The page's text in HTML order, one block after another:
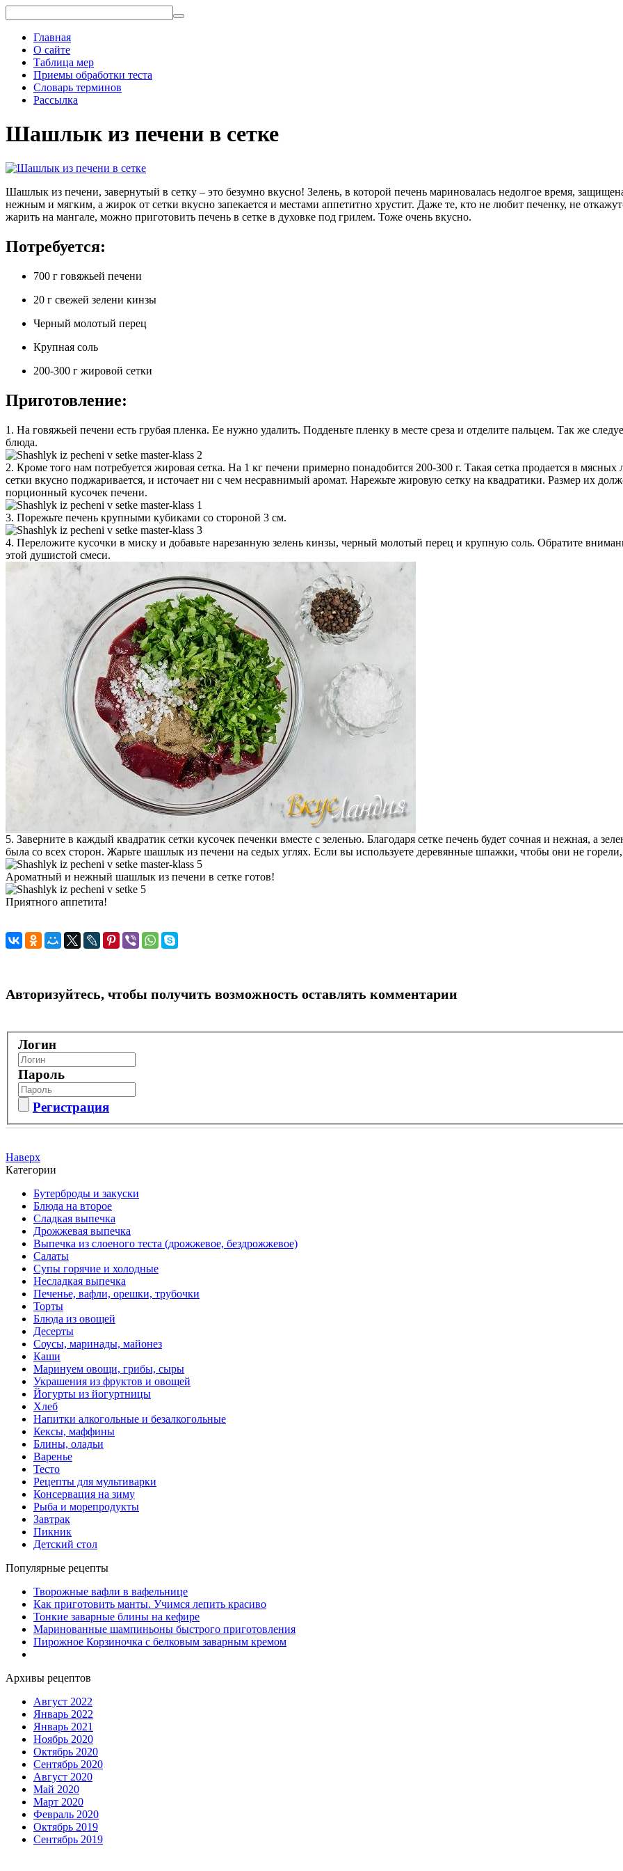
Главная
О сайте
Таблица мер
Приемы обработки теста
Словарь терминов
Рассылка
Шашлык из печени в сетке
Шашлык из печени, завернутый в сетку – это безумно вкусно! Зелень, в которой печень мариновалась недолгое время,
нежным и мягким, а жирок от сетки вкусно запекается и местами аппетитно хрустит. Даже те, кто не любит печенку, не
жарить на мангале, можно приготовить печень в сетке в духовке под грилем. Тоже очень вкусно.
Потребуется:
700 г говяжьей печени
20 г свежей зелени кинзы
Черный молотый перец
Крупная соль
200-300 г жировой сетки
Приготовление:
1. На говяжьей печени есть грубая пленка. Ее нужно удалить. Подденьте пленку в месте среза и отделите пальцем. Так же
блюда.
2. Кроме того нам потребуется жировая сетка. На 1 кг печени примерно понадобится 200-300 г. Такая сетка продается в
сетки вкусно поджаривается, и источает ни с чем несравнимый аромат. Нарежьте жировую сетку на квадратики. Размер их
порционный кусочек печени.
3. Порежьте печень крупными кубиками со стороной 3 см.
4. Переложите кусочки в миску и добавьте нарезанную зелень кинзы, черный молотый перец и крупную соль. Обратите
этой душистой смеси.
5. Заверните в каждый квадратик сетки кусочек печенки вместе с зеленью. Благодаря сетке печень будет сочная и нежная, а
была со всех сторон. Жарьте шашлык из печени на седых углях. Если вы используете деревянные шпажки, чтобы они не
Ароматный и нежный шашлык из печени в сетке готов!
Приятного аппетита!
Авторизуйтесь, чтобы получить возможность оставлять комментарии
Логин
Пароль
Регистрация
Наверх
Категории
Бутерброды и закуски
Блюда на второе
Сладкая выпечка
Дрожжевая выпечка
Выпечка из слоеного теста (дрожжевое, бездрожжевое)
Салаты
Супы горячие и холодные
Несладкая выпечка
Печенье, вафли, орешки, трубочки
Торты
Блюда из овощей
Десерты
Соусы, маринады, майонез
Каши
Маринуем овощи, грибы, сыры
Украшения из фруктов и овощей
Йогурты из йогуртницы
Хлеб
Напитки алкогольные и безалкогольные
Кексы, маффины
Блины, оладьи
Варенье
Тесто
Рецепты для мультиварки
Консервация на зиму
Рыба и морепродукты
Завтрак
Пикник
Детский стол
Популярные рецепты
Творожные вафли в вафельнице
Как приготовить манты. Учимся лепить красиво
Тонкие заварные блины на кефире
Маринованные шампиньоны быстрого приготовления
Пирожное Корзиночка с белковым заварным кремом
Архивы рецептов
Август 2022
Январь 2022
Январь 2021
Ноябрь 2020
Октябрь 2020
Сентябрь 2020
Август 2020
Май 2020
Март 2020
Февраль 2020
Октябрь 2019
Сентябрь 2019